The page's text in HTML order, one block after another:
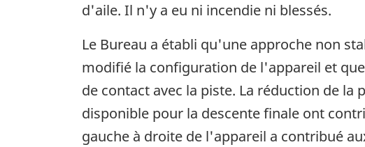
d'aile. Il n'y a eu ni incendie ni blessés.
Le Bureau a établi qu'une approche non
modifié la configuration de l'appareil et
de contact avec la piste. La réduction de
disponible pour la descente finale ont
gauche à droite de l'appareil a contribué